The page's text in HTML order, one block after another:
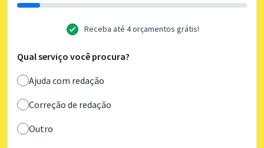
Receba até 4 orçamentos grátis!
Qual serviço você procura?
Ajuda com redação
Correção de redação
Outro